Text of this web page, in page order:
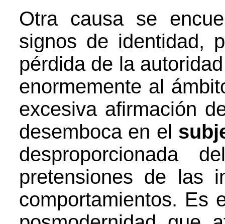
Otra causa se
signos de identidad,
pérdida de la
enormemente al
excesiva afirmación
desemboca en el
desproporcionada
pretensiones de las
comportamientos. Es